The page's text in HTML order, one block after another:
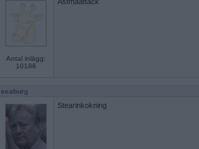
Antal inlägg:
10186
seaburg
Stearinkokning